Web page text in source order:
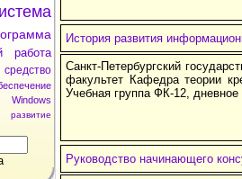
работа
средство
Windows
развитие
История развития
Санкт-Петербургский
факультет Кафедра теории
Учебная группа ФК-12, дневное
Руководство начинающего